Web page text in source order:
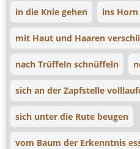
in die Knie gehen ins
mit Haut und Haaren
nach Trüffeln schnüffeln
sich an der Zapfstelle
sich unter die Rute beugen
vom Baum der Erkenntnis